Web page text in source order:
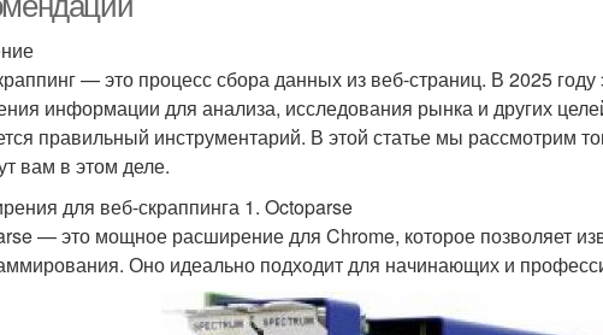
— это процесс сбора данных из веб-страниц. В 2025
информации для анализа, исследования рынка и других
правильный инструментарий. В этой статье мы рассмотрим
вам в этом деле.
для веб-скраппинга 1. Octoparse
— это мощное расширение для Chrome, которое позволяет
Оно идеально подходит для начинающих и